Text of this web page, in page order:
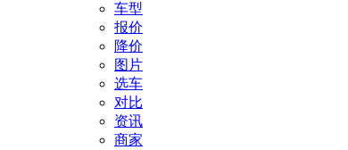
车型
报价
降价
图片
选车
对比
资讯
商家